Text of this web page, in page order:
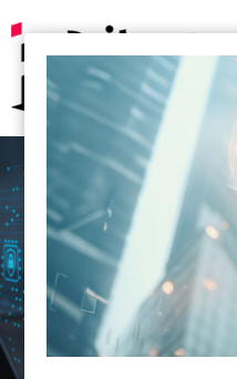
al
contenuto
Cyber Security &